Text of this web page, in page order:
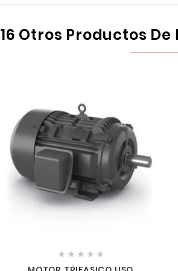
16 Otros Productos
    